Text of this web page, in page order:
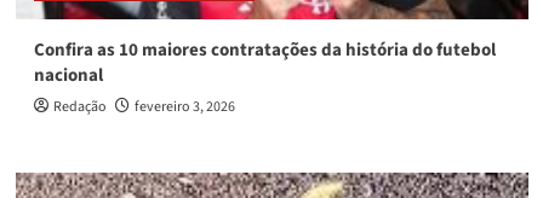
Confira as 10 maiores contratações da história do futebol
nacional
Redação fevereiro 3, 2026